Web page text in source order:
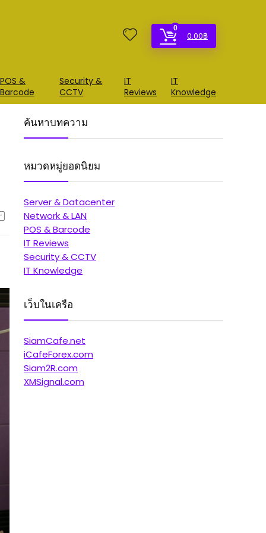
0
0.00฿
POS &
Barcode
Security &
CCTV
IT
Reviews
IT
Knowledge
ค้นหาบทความ
หมวดหมู่ยอดนิยม
Server & Datacenter
Network & LAN
POS & Barcode
IT Reviews
Security & CCTV
IT Knowledge
เว็บในเครือ
SiamCafe.net
iCafeForex.com
Siam2R.com
XMSignal.com